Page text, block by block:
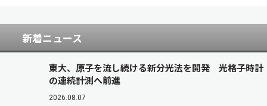
新着ニュース
東大、原子を流し続ける新分光法を開発 光格子時計
の連続計測へ前進
2026.08.07